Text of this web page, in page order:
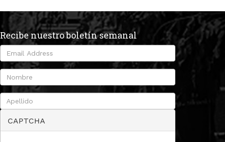
Recibe nuestro boletín semanal
CAPTCHA